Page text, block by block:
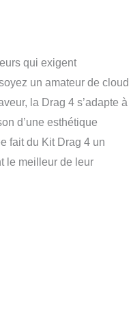
qui exigent
un amateur de cloud
la Drag 4 s’adapte à
d’une esthétique
fait du Kit Drag 4 un
le meilleur de leur